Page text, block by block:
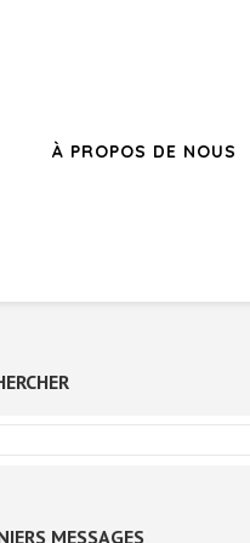
À PROPOS DE NOUS
MESSAGES